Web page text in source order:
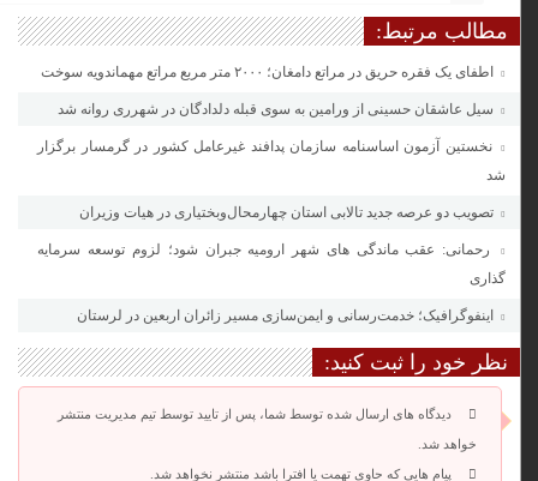
مطالب مرتبط:
اطفای یک فقره حریق در مراتع دامغان؛ ۲۰۰۰ متر مربع مراتع مهماندویه سوخت
سیل عاشقان حسینی از ورامین به سوی قبله دلدادگان در شهرری روانه شد
نخستین آزمون اساسنامه سازمان پدافند غیرعامل کشور در گرمسار برگزار
شد
تصویب دو عرصه جدید تالابی استان چهارمحال‌وبختیاری در هیات وزیران
رحمانی: عقب ماندگی های شهر ارومیه جبران شود؛ لزوم توسعه سرمایه
گذاری
اینفوگرافیک؛ خدمت‌رسانی و ایمن‌سازی مسیر زائران اربعین در لرستان
نظر خود را ثبت کنید:
دیدگاه های ارسال شده توسط شما، پس از تایید توسط تیم مدیریت منتشر
خواهد شد.
پیام هایی که حاوی تهمت یا افترا باشد منتشر نخواهد شد.